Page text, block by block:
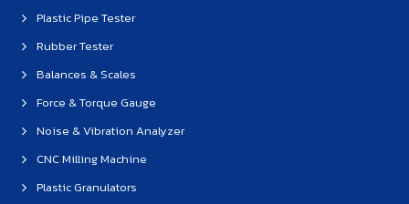
Plastic Pipe Tester
Rubber Tester
Balances & Scales
Force & Torque Gauge
Noise & Vibration Analyzer
CNC Milling Machine
Plastic Granulators